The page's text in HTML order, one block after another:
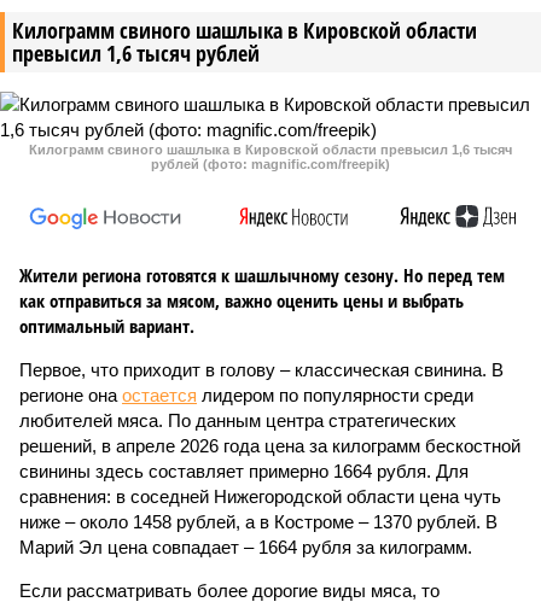
Килограмм свиного шашлыка в Кировской области
превысил 1,6 тысяч рублей
Килограмм свиного шашлыка в Кировской области превысил 1,6 тысяч
рублей (фото: magnific.com/freepik)
Жители региона готовятся к шашлычному сезону. Но перед тем
как отправиться за мясом, важно оценить цены и выбрать
оптимальный вариант.
Первое, что приходит в голову – классическая свинина. В
регионе она остается лидером по популярности среди
любителей мяса. По данным центра стратегических
решений, в апреле 2026 года цена за килограмм бескостной
свинины здесь составляет примерно 1664 рубля. Для
сравнения: в соседней Нижегородской области цена чуть
ниже – около 1458 рублей, а в Костроме – 1370 рублей. В
Марий Эл цена совпадает – 1664 рубля за килограмм.
Если рассматривать более дорогие виды мяса, то